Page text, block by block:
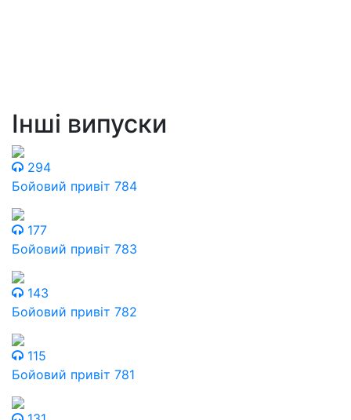
Інші випуски
294
Бойовий привіт 784
177
Бойовий привіт 783
143
Бойовий привіт 782
115
Бойовий привіт 781